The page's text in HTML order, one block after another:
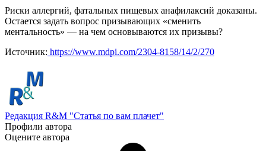
Риски аллергий, фатальных пищевых анафилаксий доказаны.
Остается задать вопрос призывающих «сменить
ментальность» — на чем основываются их призывы?
Источник: https://www.mdpi.com/2304-8158/14/2/270
Редакция R&M "Статья по вам плачет"
Профили автора
Оцените автора